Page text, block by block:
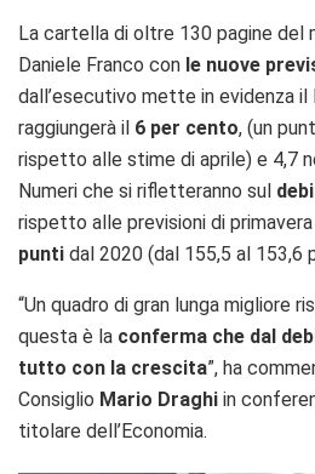
La cartella di oltre 130 pagine del
Daniele Franco con le nuove
dall’esecutivo mette in evidenza il
raggiungerà il 6 per cento, (un
rispetto alle stime di aprile) e 4,7
Numeri che si rifletteranno sul
rispetto alle previsioni di primavera
punti dal 2020 (dal 155,5 al 153,6
“Un quadro di gran lunga migliore
questa è la conferma che dal
tutto con la crescita”, ha
Consiglio Mario Draghi in
titolare dell’Economia.